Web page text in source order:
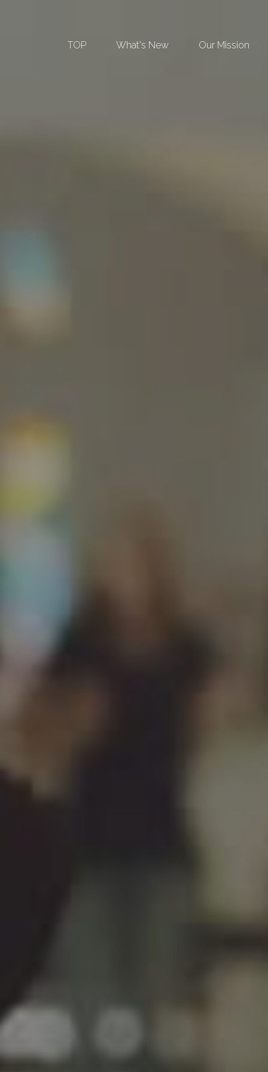
TOP What's New Our Mission